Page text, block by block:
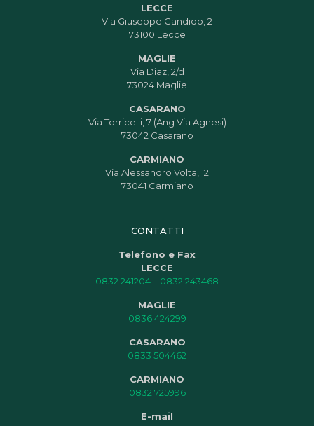
LECCE
Via Giuseppe Candido, 2
73100 Lecce
MAGLIE
Via Diaz, 2/d
73024 Maglie
CASARANO
Via Torricelli, 7 (Ang Via Agnesi)
73042 Casarano
CARMIANO
Via Alessandro Volta, 12
73041 Carmiano
CONTATTI
Telefono e Fax
LECCE
0832 241204– 0832 243468
MAGLIE
0836 424299
CASARANO
0833 504462
CARMIANO
0832 725996
E-mail